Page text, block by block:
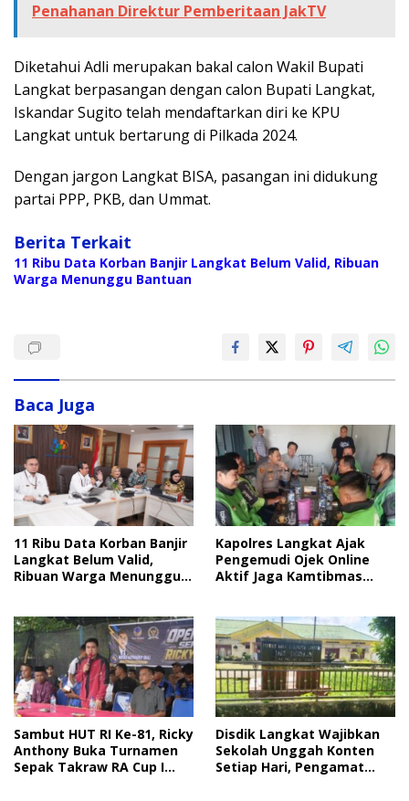
Penahanan Direktur Pemberitaan JakTV
Diketahui Adli merupakan bakal calon Wakil Bupati
Langkat berpasangan dengan calon Bupati Langkat,
Iskandar Sugito telah mendaftarkan diri ke KPU
Langkat untuk bertarung di Pilkada 2024.
Dengan jargon Langkat BISA, pasangan ini didukung
partai PPP, PKB, dan Ummat.
Berita Terkait
11 Ribu Data Korban Banjir Langkat Belum Valid, Ribuan
Warga Menunggu Bantuan
Baca Juga
11 Ribu Data Korban Banjir
Langkat Belum Valid,
Ribuan Warga Menunggu
Kapolres Langkat Ajak
Pengemudi Ojek Online
Aktif Jaga Kamtibmas
Sambut HUT RI Ke-81, Ricky
Anthony Buka Turnamen
Sepak Takraw RA Cup I
Disdik Langkat Wajibkan
Sekolah Unggah Konten
Setiap Hari, Pengamat